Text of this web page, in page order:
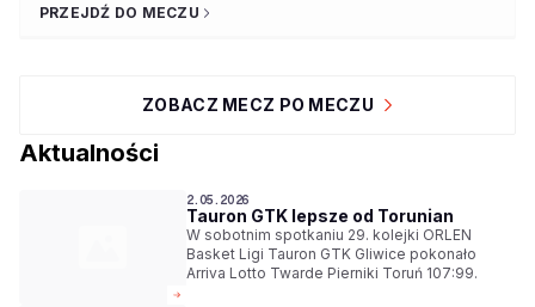
PRZEJDŹ DO MECZU
ZOBACZ MECZ PO MECZU
Aktualności
2.05.2026
Tauron GTK lepsze od Torunian
W sobotnim spotkaniu 29. kolejki ORLEN
Basket Ligi Tauron GTK Gliwice pokonało
Arriva Lotto Twarde Pierniki Toruń 107:99.